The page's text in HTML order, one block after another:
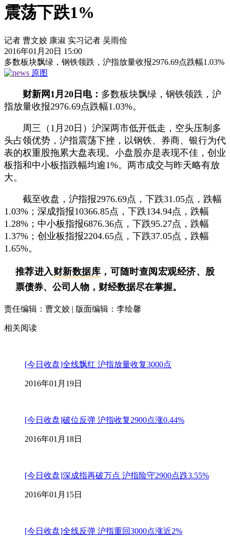
震荡下跌1%
记者 曹文姣 康淑 实习记者 吴雨俭
2016年01月20日 15:00
多数板块飘绿，钢铁领跌，沪指放量收报2976.69点跌幅1.03%
原图
财新网1月20日电： 多数板块飘绿，钢铁领跌，沪
指放量收报2976.69点跌幅1.03%。
周三（1月20日）沪深两市低开低走，空头压制多
头占领优势，沪指震荡下挫，以钢铁、券商、银行为代
表的权重股拖累大盘表现。小盘股亦是表现不佳，创业
板指和中小板指跌幅均逾1%。两市成交与昨天略有放
大。
截至收盘，沪指报2976.69点，下跌31.05点，跌幅
1.03%；深成指报10366.85点，下跌134.94点，跌幅
1.28%；中小板指报6876.36点，下跌95.27点，跌幅
1.37%；创业板指报2204.65点，下跌37.05点，跌幅
1.65%。
推荐进入 财新数据库 ，可随时查阅宏观经济、股
票债券、公司人物，财经数据尽在掌握。
责任编辑：曹文姣 | 版面编辑：李绘馨
相关阅读
[今日收盘]全线飘红 沪指放量收复3000点
2016年01月19日
[今日收盘]破位反弹 沪指收复2900点涨0.44%
2016年01月18日
[今日收盘]深成指再破万点 沪指险守2900点跌3.55%
2016年01月15日
[今日收盘]全线反弹 沪指重回3000点涨近2%